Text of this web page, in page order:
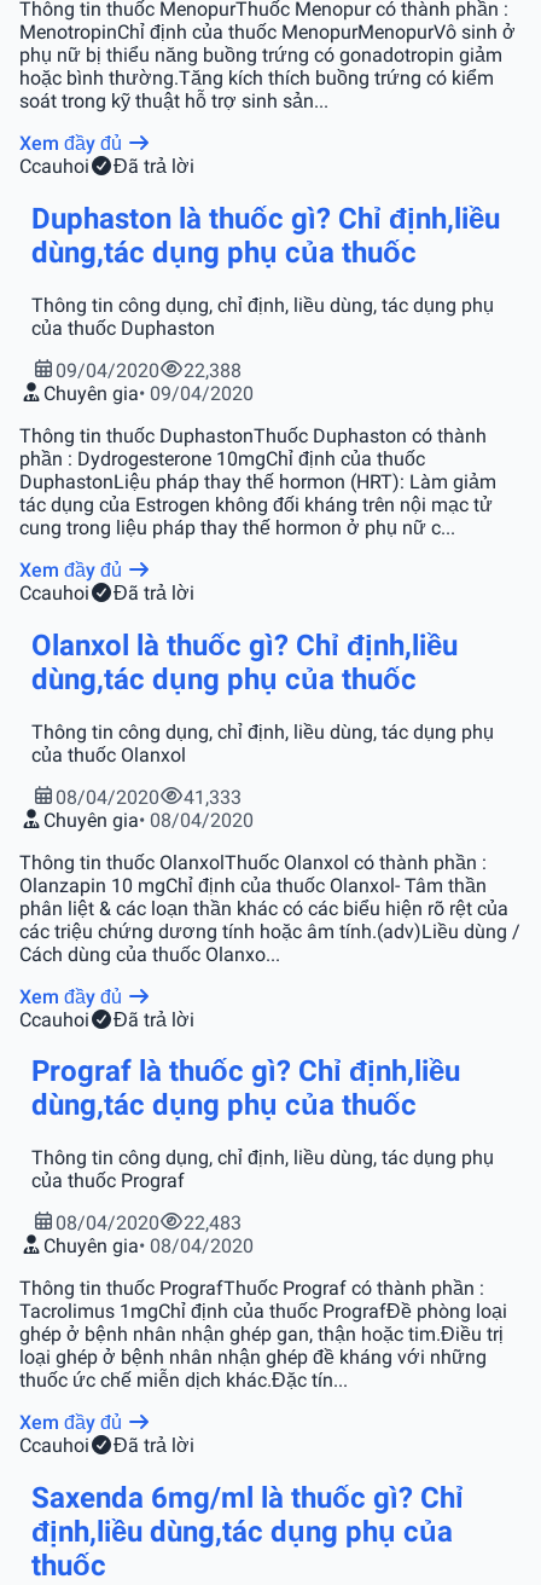
Thông tin thuốc MenopurThuốc Menopur có thành phần :
MenotropinChỉ định của thuốc MenopurMenopurVô sinh ở
phụ nữ bị thiểu năng buồng trứng có gonadotropin giảm
hoặc bình thường.Tăng kích thích buồng trứng có kiểm
soát trong kỹ thuật hỗ trợ sinh sản...
Xem đầy đủ
Ccauhoi Đã trả lời
Duphaston là thuốc gì? Chỉ định,liều
dùng,tác dụng phụ của thuốc
Thông tin công dụng, chỉ định, liều dùng, tác dụng phụ
của thuốc Duphaston
09/04/2020
22,388
Chuyên gia• 09/04/2020
Thông tin thuốc DuphastonThuốc Duphaston có thành
phần : Dydrogesterone 10mgChỉ định của thuốc
DuphastonLiệu pháp thay thế hormon (HRT): Làm giảm
tác dụng của Estrogen không đối kháng trên nội mạc tử
cung trong liệu pháp thay thế hormon ở phụ nữ c...
Xem đầy đủ
Ccauhoi Đã trả lời
Olanxol là thuốc gì? Chỉ định,liều
dùng,tác dụng phụ của thuốc
Thông tin công dụng, chỉ định, liều dùng, tác dụng phụ
của thuốc Olanxol
08/04/2020
41,333
Chuyên gia• 08/04/2020
Thông tin thuốc OlanxolThuốc Olanxol có thành phần :
Olanzapin 10 mgChỉ định của thuốc Olanxol- Tâm thần
phân liệt & các loạn thần khác có các biểu hiện rõ rệt của
các triệu chứng dương tính hoặc âm tính.(adv)Liều dùng /
Cách dùng của thuốc Olanxo...
Xem đầy đủ
Ccauhoi Đã trả lời
Prograf là thuốc gì? Chỉ định,liều
dùng,tác dụng phụ của thuốc
Thông tin công dụng, chỉ định, liều dùng, tác dụng phụ
của thuốc Prograf
08/04/2020
22,483
Chuyên gia• 08/04/2020
Thông tin thuốc PrografThuốc Prograf có thành phần :
Tacrolimus 1mgChỉ định của thuốc PrografĐề phòng loại
ghép ở bệnh nhân nhận ghép gan, thận hoặc tim.Điều trị
loại ghép ở bệnh nhân nhận ghép đề kháng với những
thuốc ức chế miễn dịch khác.Đặc tín...
Xem đầy đủ
Ccauhoi Đã trả lời
Saxenda 6mg/ml là thuốc gì? Chỉ
định,liều dùng,tác dụng phụ của
thuốc